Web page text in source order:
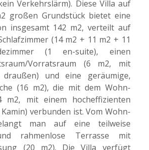
Verkehrslärm). Diese Villa auf
großen Grundstück bietet eine
insgesamt 142 m2, verteilt auf
(14 m2 + 11 m2 + 11
(1 en-suite), einen
Vorratsraum (6 m2, mit
und eine geräumige,
(16 m2), die mit dem Wohn-
m2, mit einem hocheffizienten
verbunden ist. Vom Wohn-
man auf eine teilweise
rahmenlose Terrasse mit
(20 m2). Die Villa verfügt